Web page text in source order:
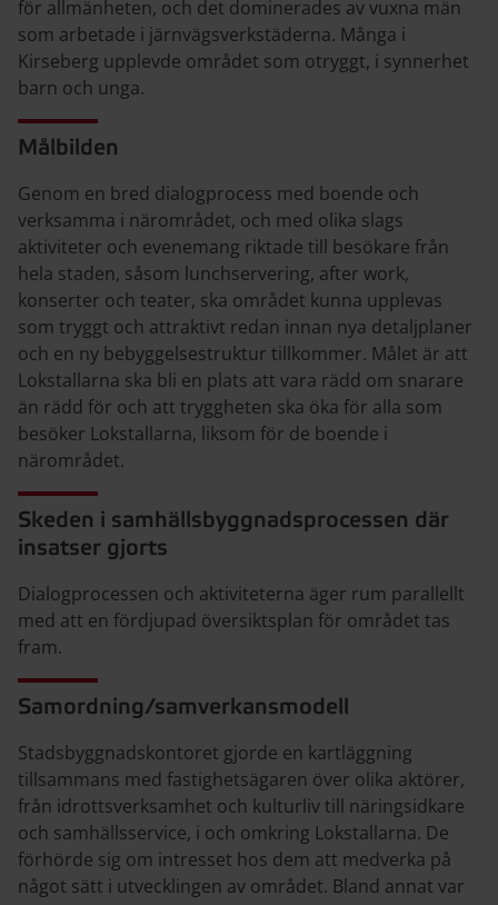
för allmänheten, och det dominerades av vuxna män
som arbetade i järnvägsverkstäderna. Många i
Kirseberg upplevde området som otryggt, i synnerhet
barn och unga.
Målbilden
Genom en bred dialogprocess med boende och
verksamma i närområdet, och med olika slags
aktiviteter och evenemang riktade till besökare från
hela staden, såsom lunchservering, after work,
konserter och teater, ska området kunna upplevas
som tryggt och attraktivt redan innan nya detaljplaner
och en ny bebyggelsestruktur tillkommer. Målet är att
Lokstallarna ska bli en plats att vara rädd om snarare
än rädd för och att tryggheten ska öka för alla som
besöker Lokstallarna, liksom för de boende i
närområdet.
Skeden i samhällsbyggnadsprocessen där
insatser gjorts
Dialogprocessen och aktiviteterna äger rum parallellt
med att en fördjupad översiktsplan för området tas
fram.
Samordning/samverkansmodell
Stadsbyggnadskontoret gjorde en kartläggning
tillsammans med fastighetsägaren över olika aktörer,
från idrottsverksamhet och kulturliv till näringsidkare
och samhällsservice, i och omkring Lokstallarna. De
förhörde sig om intresset hos dem att medverka på
något sätt i utvecklingen av området. Bland annat var